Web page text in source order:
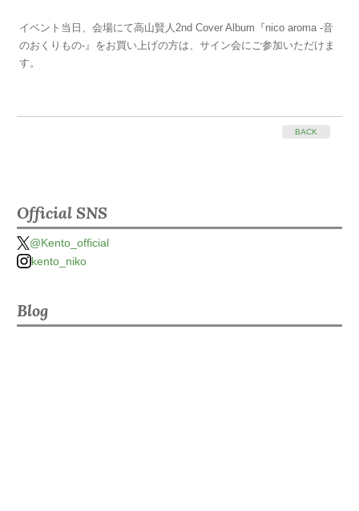
イベント当日、会場にて高山賢人2nd Cover Album『nico aroma -音
のおくりもの-』をお買い上げの方は、サイン会にご参加いただけま
す。
BACK
Official SNS
@Kento_official
kento_niko
Blog